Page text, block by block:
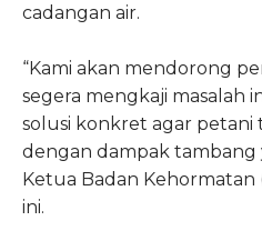
cadangan air.
“Kami akan mendorong
segera mengkaji masalah
solusi konkret agar petani
dengan dampak tambang
Ketua Badan Kehormatan
ini.